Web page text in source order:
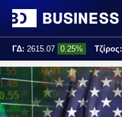
ΓΔ: 2615.07 0.25% Τζίρος:
Τελ. ενημέρωση: 17:25:01